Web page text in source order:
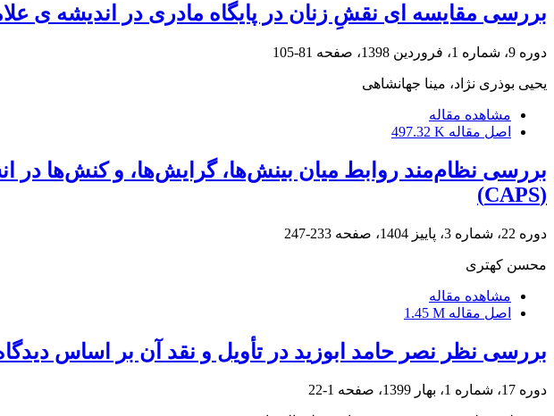
بررسی مقایسه ای نقشِ زنان در پایگاه مادری در اندیشه ی
دوره 9، شماره 1، فروردین 1398، صفحه 81-105
یحیی بوذری نژاد، مینا جهانشاهی
مشاهده مقاله
اصل مقاله 497.32 K
بررسی نظام‌مند روابط میان بینش‌ها، گرایش‌ها، و کنش‌ها در
(CAPS)
دوره 22، شماره 3، پاییز 1404، صفحه 233-247
محسن کهتری
مشاهده مقاله
اصل مقاله 1.45 M
بررسی نظر نصر حامد ابوزید در تأویل و نقد آن بر اساس
دوره 17، شماره 1، بهار 1399، صفحه 1-22